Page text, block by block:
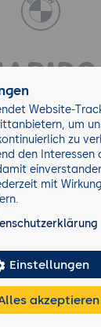
Teilen FAQ
Facebook
Facts
0221 82 80 90
Website-
um
zu
den Interessen
mit
Einstellungen
akzeptieren